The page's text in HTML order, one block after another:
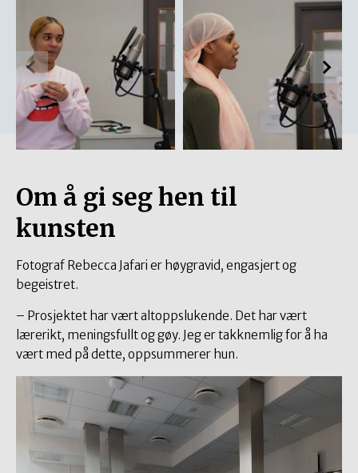
Om å gi seg hen til
kunsten
Fotograf Rebecca Jafari er høygravid, engasjert og
begeistret.
– Prosjektet har vært altoppslukende. Det har vært
lærerikt, meningsfullt og gøy. Jeg er takknemlig for å ha
vært med på dette, oppsummerer hun.